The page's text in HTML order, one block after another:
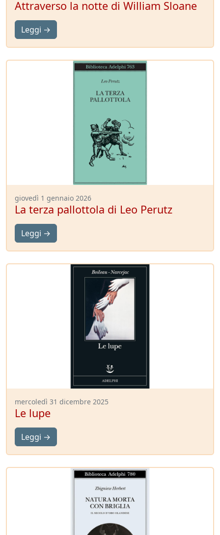
Attraverso la notte di William Sloane
Leggi →
giovedì 1 gennaio 2026
La terza pallottola di Leo Perutz
Leggi →
mercoledì 31 dicembre 2025
Le lupe
Leggi →